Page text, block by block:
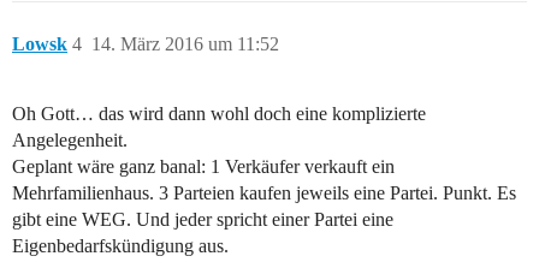
Lowsk 14. März 2016 um 11:52
4
Oh Gott… das wird dann wohl doch eine komplizierte
Angelegenheit.
Geplant wäre ganz banal: 1 Verkäufer verkauft ein
Mehrfamilienhaus. 3 Parteien kaufen jeweils eine Partei. Punkt. Es
gibt eine WEG. Und jeder spricht einer Partei eine
Eigenbedarfskündigung aus.